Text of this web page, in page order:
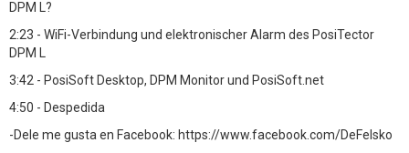
DPM L?
2:23 - WiFi-Verbindung und elektronischer Alarm des PosiTector
DPM L
3:42 - PosiSoft Desktop, DPM Monitor und PosiSoft.net
4:50 - Despedida
-Dele me gusta en Facebook: https://www.facebook.com/DeFelsko